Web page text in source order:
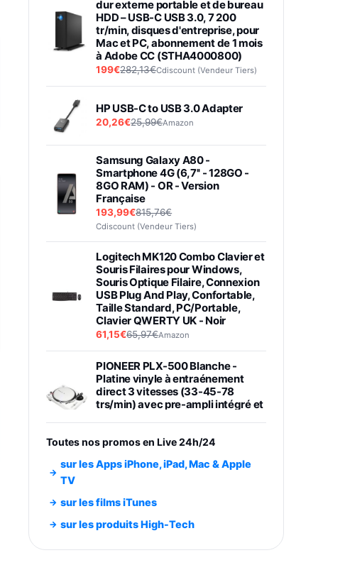
dur externe portable et de bureau
HDD – USB-C USB 3.0, 7 200
tr/min, disques d'entreprise, pour
Mac et PC, abonnement de 1 mois
à Adobe CC (STHA4000800)
199€282,13€Cdiscount (Vendeur Tiers)
HP USB-C to USB 3.0 Adapter
20,26€25,99€Amazon
Samsung Galaxy A80 -
Smartphone 4G (6,7'' - 128GO -
8GO RAM) - OR - Version
Française
193,99€815,76€
Cdiscount (Vendeur Tiers)
Logitech MK120 Combo Clavier et
Souris Filaires pour Windows,
Souris Optique Filaire, Connexion
USB Plug And Play, Confortable,
Taille Standard, PC/Portable,
Clavier QWERTY UK - Noir
61,15€65,97€Amazon
PIONEER PLX-500 Blanche -
Platine vinyle à entraénement
direct 3 vitesses (33-45-78
trs/min) avec pre-ampli intégré et
Smartphone SAMSUNG Galaxy
Smartphone SAMSUNG Galaxy
S26+ Violet 256Go
749,99€1240,43€Fnac (Vendeur Tiers)
Toutes nos promos en Live 24h/24
sur les Apps iPhone, iPad, Mac & Apple
TV
sur les films iTunes
sur les produits High-Tech